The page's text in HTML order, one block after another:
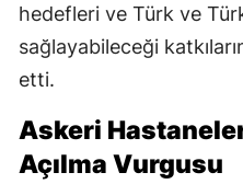
hedefleri ve Türk ve
sağlayabileceği
etti.
Askeri
Açılma Vurgusu